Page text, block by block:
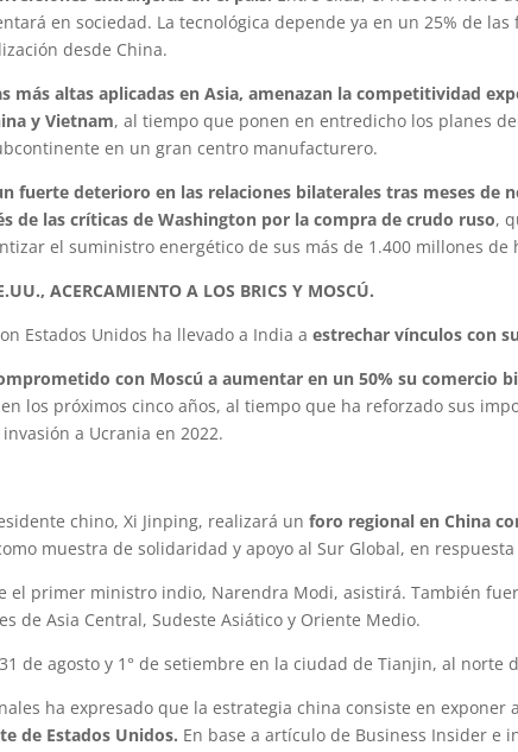
en sociedad. La tecnológica depende ya en un 25% de
desde China.
más altas aplicadas en Asia, amenazan la competitividad
y Vietnam, al tiempo que ponen en entredicho los planes
en un gran centro manufacturero.
fuerte deterioro en las relaciones bilaterales tras meses de
de las críticas de Washington por la compra de crudo ruso,
el suministro energético de sus más de 1.400 millones de
ACERCAMIENTO A LOS BRICS Y MOSCÚ.
Estados Unidos ha llevado a India a estrechar vínculos con
con Moscú a aumentar en un 50% su comercio
los próximos cinco años, al tiempo que ha reforzado sus
a Ucrania en 2022.
chino, Xi Jinping, realizará unforo regional en China
muestra de solidaridad y apoyo al Sur Global, en
el primer ministro indio, Narendra Modi, asistirá. También
de Asia Central, Sudeste Asiático y Oriente Medio.
de agosto y 1° de setiembre en la ciudad de Tianjin, al norte
ha expresado que la estrategia china consiste en exponer
de Estados Unidos. En base a artículo de Business Insider e